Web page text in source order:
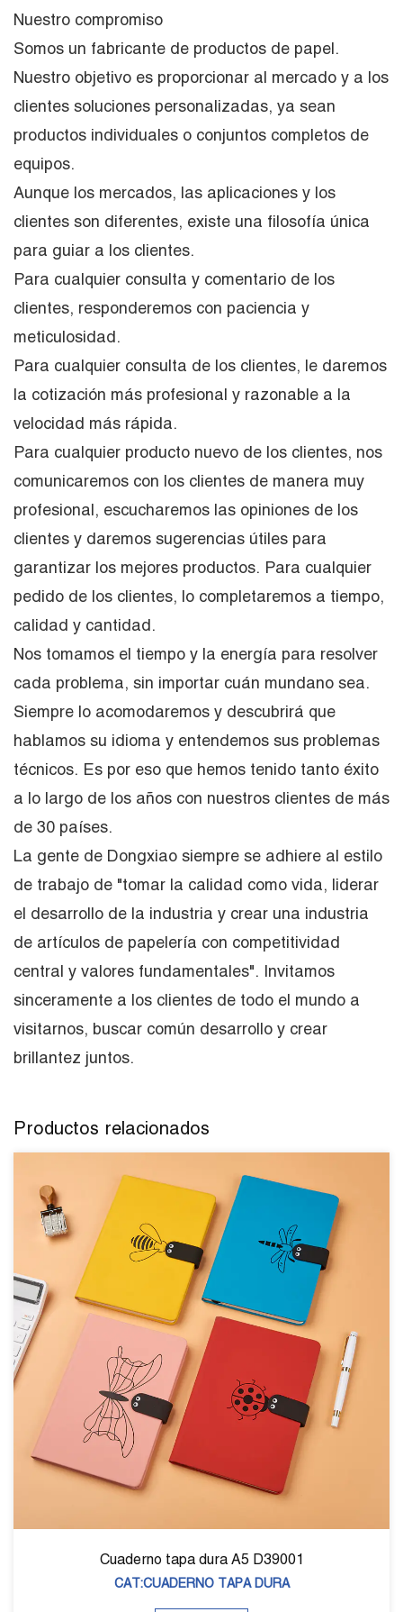
Nuestro compromiso
Somos un fabricante de productos de papel.
Nuestro objetivo es proporcionar al mercado y a los
clientes soluciones personalizadas, ya sean
productos individuales o conjuntos completos de
equipos.
Aunque los mercados, las aplicaciones y los
clientes son diferentes, existe una filosofía única
para guiar a los clientes.
Para cualquier consulta y comentario de los
clientes, responderemos con paciencia y
meticulosidad.
Para cualquier consulta de los clientes, le daremos
la cotización más profesional y razonable a la
velocidad más rápida.
Para cualquier producto nuevo de los clientes, nos
comunicaremos con los clientes de manera muy
profesional, escucharemos las opiniones de los
clientes y daremos sugerencias útiles para
garantizar los mejores productos. Para cualquier
pedido de los clientes, lo completaremos a tiempo,
calidad y cantidad.
Nos tomamos el tiempo y la energía para resolver
cada problema, sin importar cuán mundano sea.
Siempre lo acomodaremos y descubrirá que
hablamos su idioma y entendemos sus problemas
técnicos. Es por eso que hemos tenido tanto éxito
a lo largo de los años con nuestros clientes de más
de 30 países.
La gente de Dongxiao siempre se adhiere al estilo
de trabajo de "tomar la calidad como vida, liderar
el desarrollo de la industria y crear una industria
de artículos de papelería con competitividad
central y valores fundamentales". Invitamos
sinceramente a los clientes de todo el mundo a
visitarnos, buscar común desarrollo y crear
brillantez juntos.
Productos relacionados
tapa dura A5 D39001
TAPA DURA